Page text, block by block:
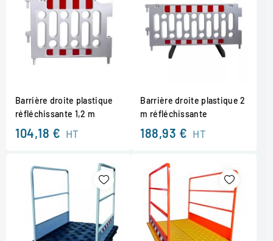
Barrière droite plastique
réfléchissante 1,2 m
104,18 € HT
Barrière droite plastique 2
m réfléchissante
188,93 € HT